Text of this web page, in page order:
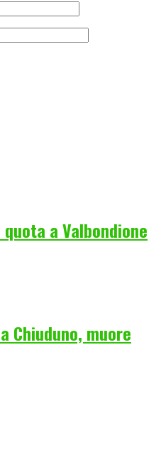
a Valbondione
Chiuduno, muore